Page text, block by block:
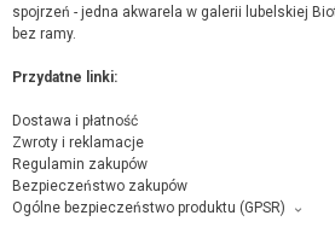
spojrzeń - jedna akwarela w galerii lubelskiej
bez ramy.
Przydatne linki:
Dostawa i płatność
Zwroty i reklamacje
Regulamin zakupów
Bezpieczeństwo zakupów
Ogólne bezpieczeństwo produktu (GPSR)